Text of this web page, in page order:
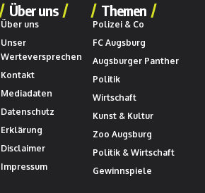
Über uns
Über uns
Unser
Werteversprechen
Kontakt
Mediadaten
Datenschutz
Erklärung
Disclaimer
Impressum
Themen
Polizei & Co
FC Augsburg
Augsburger Panther
Politik
Wirtschaft
Kunst & Kultur
Zoo Augsburg
Politik & Wirtschaft
Gewinnspiele